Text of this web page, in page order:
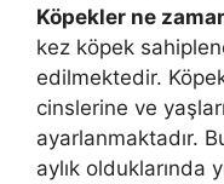
Köpekler ne
kez köpek
edilmektedir.
cinslerine ve
ayarlanmaktadır.
aylık olduklarında